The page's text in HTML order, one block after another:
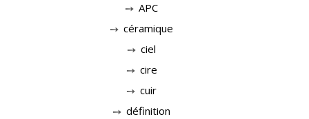
APC
céramique
ciel
cire
cuir
définition